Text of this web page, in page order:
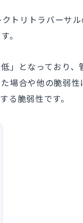
トリトラバーサル
。
」となっており、
場合や他の脆弱
る脆弱性です。